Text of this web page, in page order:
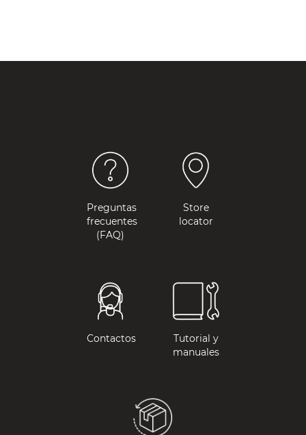
Preguntas
frecuentes
(FAQ)
Store
locator
Contactos
Tutorial y
manuales